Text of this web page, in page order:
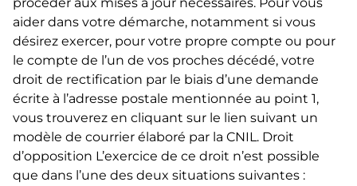
aider dans votre démarche, notamment si vous
désirez exercer, pour votre propre compte ou pour
le compte de l’un de vos proches décédé, votre
droit de rectification par le biais d’une demande
écrite à l’adresse postale mentionnée au point 1,
vous trouverez en cliquant sur le lien suivant un
modèle de courrier élaboré par la CNIL. Droit
d’opposition L’exercice de ce droit n’est possible
que dans l’une des deux situations suivantes :